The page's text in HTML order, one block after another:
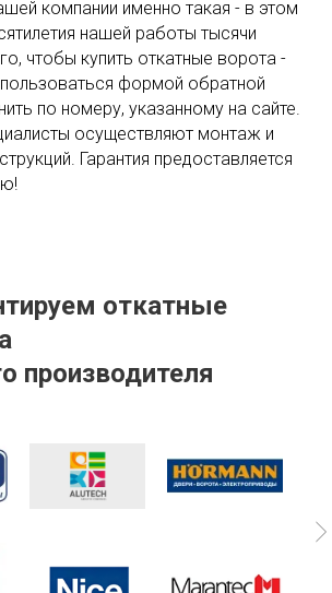
компании именно такая - в этом
нашей работы тысячи
чтобы купить откатные ворота -
формой обратной
по номеру, указанному на сайте.
осуществляют монтаж и
Гарантия предоставляется
откатные
производителя